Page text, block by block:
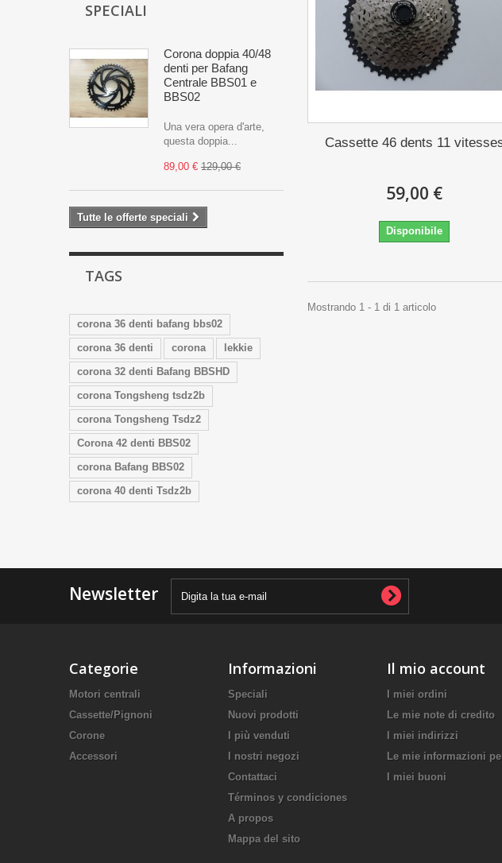
SPECIALI
Corona doppia 40/48
denti per Bafang
Centrale BBS01 e
BBS02
Una vera opera d'arte,
questa doppia...
89,00 € 129,00 €
Tutte le offerte speciali
TAGS
corona 36 denti bafang bbs02
corona 36 denti
corona
lekkie
corona 32 denti Bafang BBSHD
corona Tongsheng tsdz2b
corona Tongsheng Tsdz2
Corona 42 denti BBS02
corona Bafang BBS02
corona 40 denti Tsdz2b
Cassette 46 dents 11
59,00 €
Disponibile
Mostrando 1 - 1 di 1 articolo
Newsletter
Categorie
Motori centrali
Cassette/Pignoni
Corone
Accessori
Informazioni
Speciali
Nuovi prodotti
I più venduti
I nostri negozi
Contattaci
Términos y condiciones
A propos
Mappa del sito
Il mio account
I miei ordini
Le mie note di credito
I miei indirizzi
Le mie informazioni
I miei buoni